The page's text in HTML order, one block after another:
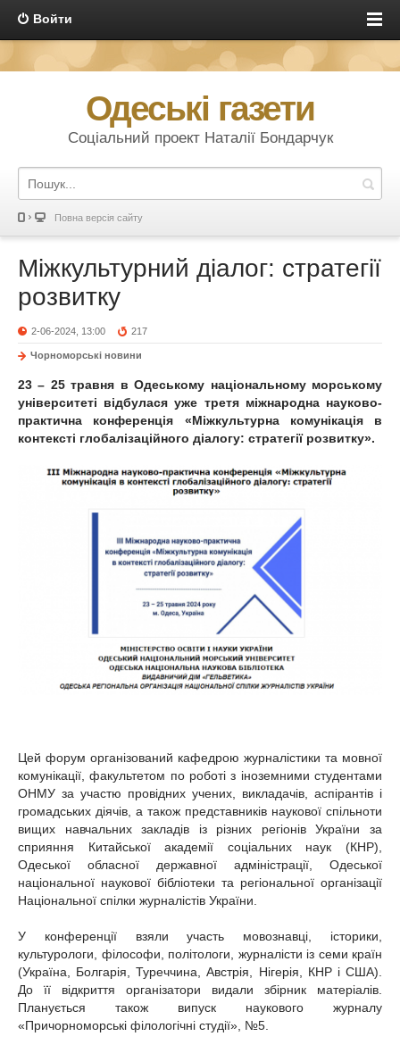
Войти
Одеські газети
Соціальний проект Наталії Бондарчук
Повна версія сайту
Міжкультурний діалог: стратегії
розвитку
2-06-2024, 13:00 217
Чорноморські новини
23 – 25 травня в Одеському національному морському
університеті відбулася уже третя міжнародна науково-
практична конференція «Міжкультурна комунікація в
контексті глобалізаційного діалогу: стратегії розвитку».
Цей форум організований кафедрою журналістики та мовної
комунікації, факультетом по роботі з іноземними студентами
ОНМУ за участю провідних учених, викладачів, аспірантів і
громадських діячів, а також представників наукової спільноти
вищих навчальних закладів із різних регіонів України за
сприяння Китайської академії соціальних наук (КНР),
Одеської обласної державної адміністрації, Одеської
національної наукової бібліотеки та регіональної організації
Національної спілки журналістів України.
У конференції взяли участь мовознавці, історики,
культурологи, філософи, політологи, журналісти із семи країн
(Україна, Болгарія, Туреччина, Австрія, Нігерія, КНР і США).
До її відкриття організатори видали збірник матеріалів.
Планується також випуск наукового журналу
«Причорноморські філологічні студії», №5.